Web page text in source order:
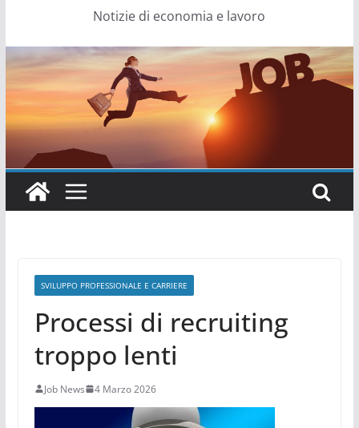
Notizie di economia e lavoro
SVILUPPO PROFESSIONALE E CARRIERE
Processi di recruiting
troppo lenti
Job News 4 Marzo 2026